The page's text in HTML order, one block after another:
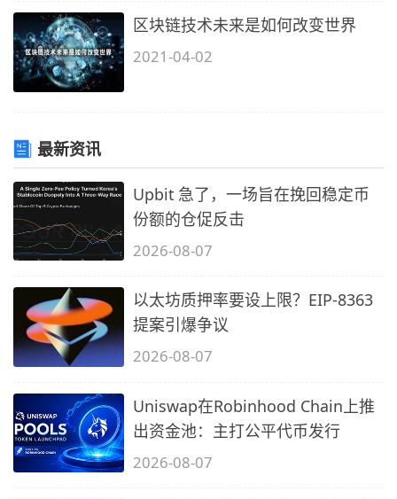
区块链技术未来是如何改变世界
2021-04-02
最新资讯
Upbit 急了，一场旨在挽回稳定币
份额的仓促反击
2026-08-07
以太坊质押率要设上限？EIP-8363
提案引爆争议
2026-08-07
Uniswap在Robinhood Chain上推
出资金池：主打公平代币发行
2026-08-07